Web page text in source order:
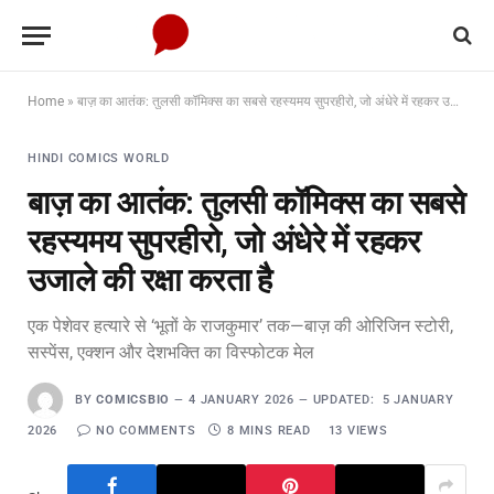
Home » बाज़ का आतंक: तुलसी कॉमिक्स का सबसे रहस्यमय सुपरहीरो, जो अंधेरे में रहकर उजाले की रक्षा करता है
HINDI COMICS WORLD
बाज़ का आतंक: तुलसी कॉमिक्स का सबसे
रहस्यमय सुपरहीरो, जो अंधेरे में रहकर
उजाले की रक्षा करता है
एक पेशेवर हत्यारे से ‘भूतों के राजकुमार’ तक—बाज़ की ओरिजिन स्टोरी,
सस्पेंस, एक्शन और देशभक्ति का विस्फोटक मेल
BY COMICSBIO 4 JANUARY 2026 UPDATED: 5 JANUARY
2026 NO COMMENTS 8 MINS READ 13 VIEWS